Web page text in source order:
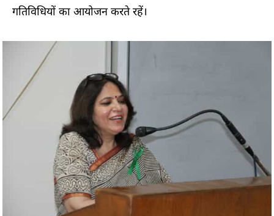
गतिविधियों का आयोजन करते रहें।